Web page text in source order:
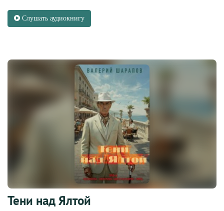
Слушать аудиокнигу
Тени над Ялтой